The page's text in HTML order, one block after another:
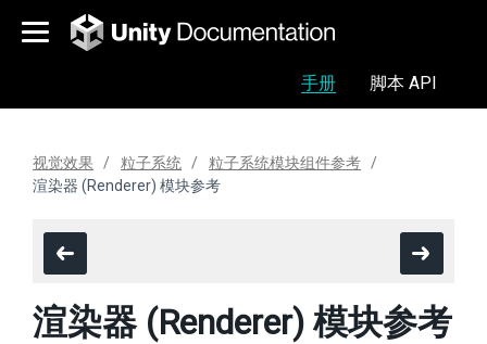
手册 脚本 API
视觉效果 粒子系统
粒子系统模块组件参考
渲染器 (Renderer) 模块参考
渲染器 (Renderer) 模块参考